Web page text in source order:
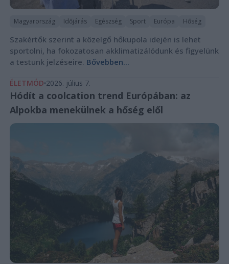
Magyarország Időjárás Egészség Sport Európa Hőség
Szakértők szerint a közelgő hőkupola idején is lehet
sportolni, ha fokozatosan akklimatizálódunk és figyelünk
a testünk jelzéseire. Bővebben...
ÉLETMÓD 2026. július 7.
Hódít a coolcation trend Európában: az
Alpokba menekülnek a hőség elől